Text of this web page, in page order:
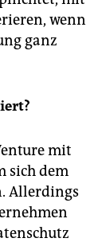
wenn
ganz
mit
sich dem
Allerdings